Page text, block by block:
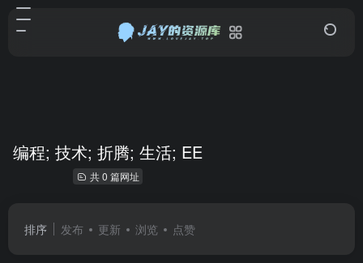
编程; 技术; 折腾; 生活; EE
共 0 篇网址
排序 发布 更新 浏览 点赞